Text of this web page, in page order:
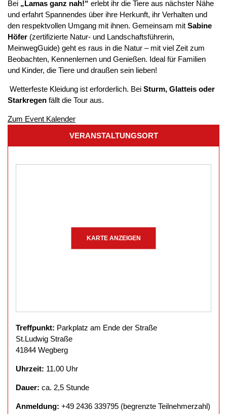
Bei „Lamas ganz nah!“ erlebt ihr die Tiere aus nächster Nähe
und erfahrt Spannendes über ihre Herkunft, ihr Verhalten und
den respektvollen Umgang mit ihnen. Gemeinsam mit Sabine
Höfer (zertifizierte Natur- und Landschaftsführerin,
MeinwegGuide) geht es raus in die Natur – mit viel Zeit zum
Beobachten, Kennenlernen und Genießen. Ideal für Familien
und Kinder, die Tiere und draußen sein lieben!
Wetterfeste Kleidung ist erforderlich. Bei Sturm, Glatteis oder
Starkregen fällt die Tour aus.
Zum Event Kalender
VERANSTALTUNGSORT
KARTE ANZEIGEN
Treffpunkt: Parkplatz am Ende der Straße
St.Ludwig Straße
41844 Wegberg
Uhrzeit: 11.00 Uhr
Dauer: ca. 2,5 Stunde
Anmeldung: +49 2436 339795 (begrenzte Teilnehmerzahl)